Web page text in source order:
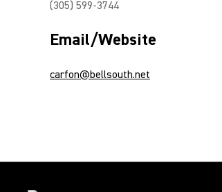
(305) 599-3744
Email/Website
carfon@bellsouth.net